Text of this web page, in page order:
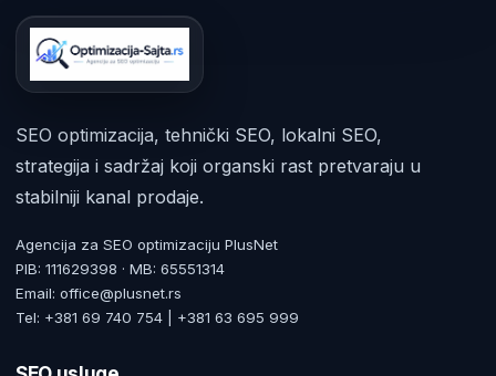
SEO optimizacija, tehnički SEO, lokalni SEO,
strategija i sadržaj koji organski rast pretvaraju u
stabilniji kanal prodaje.
Agencija za SEO optimizaciju PlusNet
PIB: 111629398 · MB: 65551314
Email: office@plusnet.rs
Tel: +381 69 740 754 | +381 63 695 999